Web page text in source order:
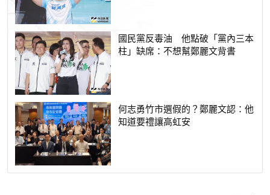
國民黨反毒油 他點破「黨內三本
柱」缺席：不想幫鄭麗文背書
何志勇竹市選假的？鄭麗文認：他
知道要禮讓高虹安